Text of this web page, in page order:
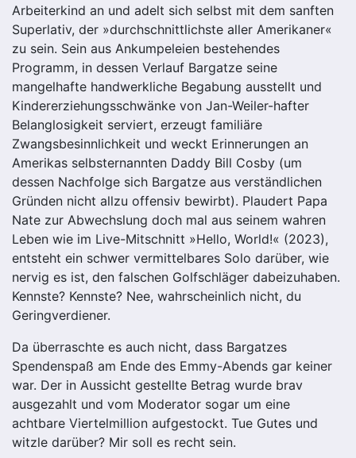
Arbeiterkind an und adelt sich selbst mit dem sanften
Superlativ, der »durchschnittlichste aller Amerikaner«
zu sein. Sein aus Ankumpeleien bestehendes
Programm, in dessen Verlauf Bargatze seine
mangelhafte handwerkliche Begabung ausstellt und
Kindererziehungsschwänke von Jan-Weiler-hafter
Belanglosigkeit serviert, erzeugt familiäre
Zwangsbesinnlichkeit und weckt Erinnerungen an
Amerikas selbsternannten Daddy Bill Cosby (um
dessen Nachfolge sich Bargatze aus verständlichen
Gründen nicht allzu offensiv bewirbt). Plaudert Papa
Nate zur Abwechslung doch mal aus seinem wahren
Leben wie im Live-Mitschnitt »Hello, World!« (2023),
entsteht ein schwer vermittelbares Solo darüber, wie
nervig es ist, den falschen Golfschläger dabeizuhaben.
Kennste? Kennste? Nee, wahrscheinlich nicht, du
Geringverdiener.
Da überraschte es auch nicht, dass Bargatzes
Spendenspaß am Ende des Emmy-Abends gar keiner
war. Der in Aussicht gestellte Betrag wurde brav
ausgezahlt und vom Moderator sogar um eine
achtbare Viertelmillion aufgestockt. Tue Gutes und
witzle darüber? Mir soll es recht sein.